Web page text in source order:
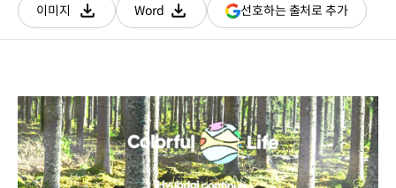
이미지
다운로드
Word
다운로드
선호하는 출처로 추가(새
창